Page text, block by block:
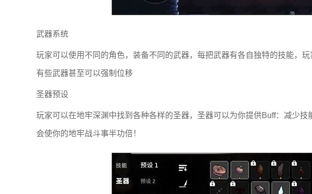
武器系统
玩家可以使用不同的角色，装备不同的武器，每把武器有各自独特的技能，
有些武器甚至可以强制位移
圣器预设
玩家可以在地牢深渊中找到各种各样的圣器，圣器可以为你提供Buff：减少
会使你的地牢战斗事半功倍！